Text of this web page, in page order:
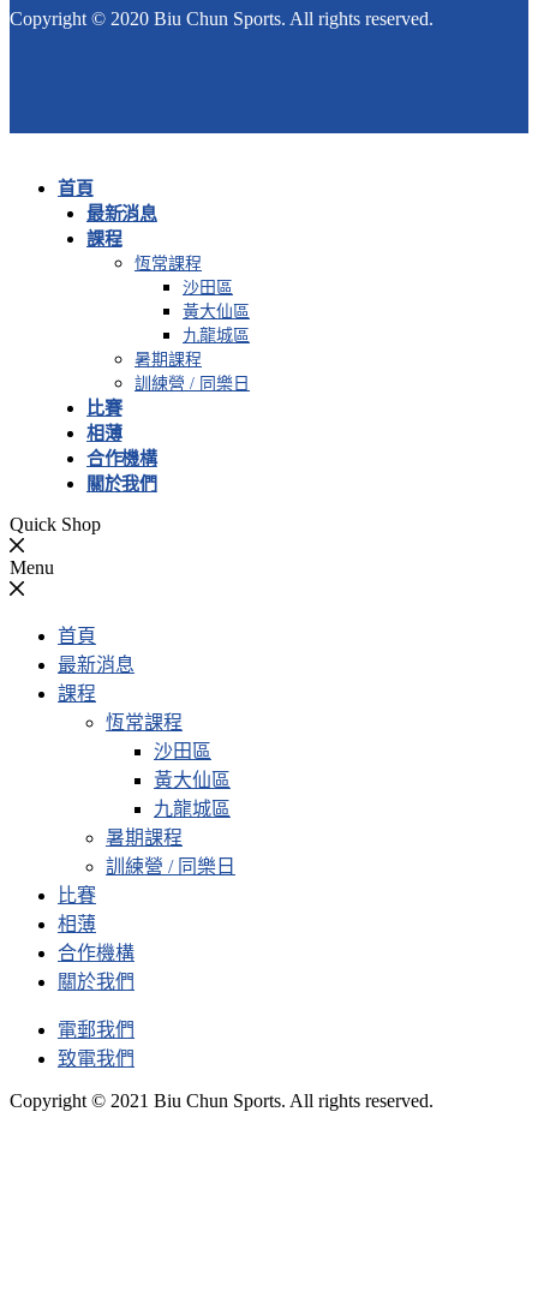
Copyright © 2020 Biu Chun Sports. All rights reserved.
首頁
最新消息
課程
恆常課程
沙田區
黃大仙區
九龍城區
暑期課程
訓練營 / 同樂日
比賽
相薄
合作機構
關於我們
Quick Shop
Menu
首頁
最新消息
課程
恆常課程
沙田區
黃大仙區
九龍城區
暑期課程
訓練營 / 同樂日
比賽
相薄
合作機構
關於我們
電郵我們
致電我們
Copyright © 2021 Biu Chun Sports. All rights reserved.